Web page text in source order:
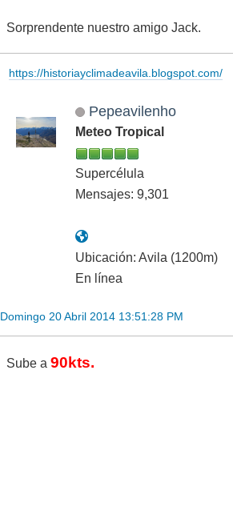
Sorprendente nuestro amigo Jack.
https://historiayclimadeavila.blogspot.com/
Pepeavilenho
Meteo Tropical
Supercélula
Mensajes: 9,301
Ubicación: Avila (1200m)
En línea
Domingo 20 Abril 2014 13:51:28 PM
Sube a 90kts.